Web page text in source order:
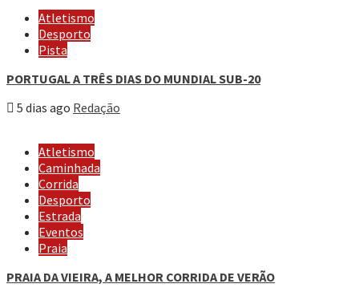
Atletismo
Desporto
Pista
PORTUGAL A TRÊS DIAS DO MUNDIAL SUB-20
5 dias ago Redação
Atletismo
Caminhada
Corrida
Desporto
Estrada
Eventos
Praia
PRAIA DA VIEIRA, A MELHOR CORRIDA DE VERÃO